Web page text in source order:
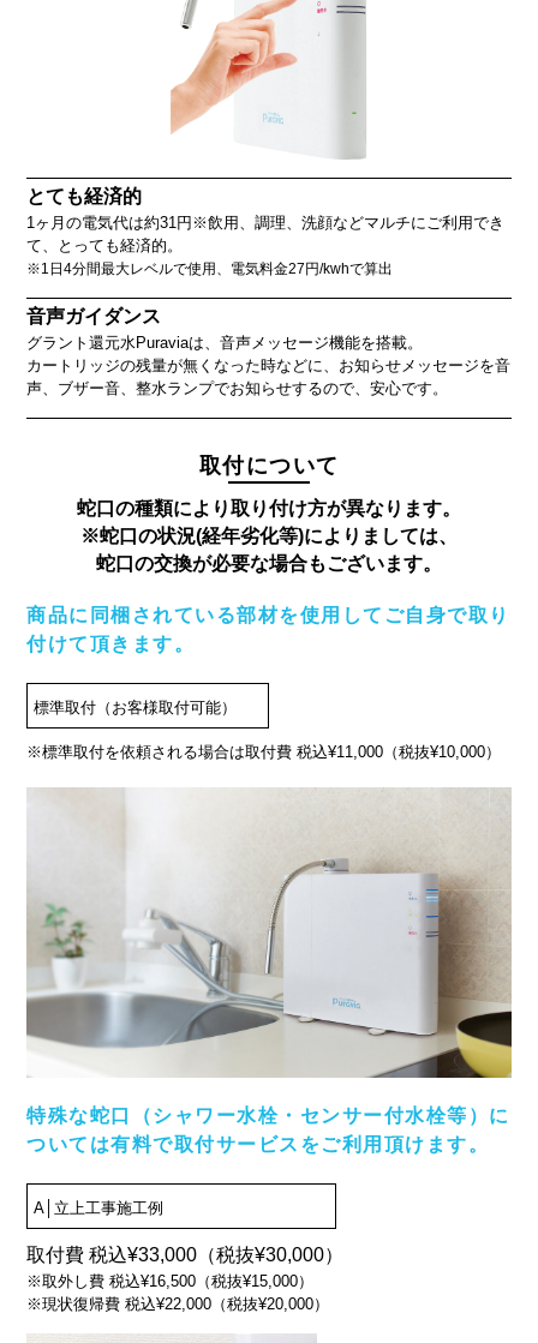
とても経済的
1ヶ月の電気代は約31円※飲用、調理、洗顔などマルチにご利用でき
て、とっても経済的。
※1日4分間最大レベルで使用、電気料金27円/kwhで算出
音声ガイダンス
グラント還元水Puraviaは、音声メッセージ機能を搭載。
カートリッジの残量が無くなった時などに、お知らせメッセージを音
声、ブザー音、整水ランプでお知らせするので、安心です。
取付について
蛇口の種類により取り付け方が異なります。
※蛇口の状況(経年劣化等)によりましては、
蛇口の交換が必要な場合もございます。
商品に同梱されている部材を使用してご自身で取り
付けて頂きます。
標準取付（お客様取付可能）
※標準取付を依頼される場合は取付費 税込¥11,000（税抜¥10,000）
特殊な蛇口（シャワー水栓・センサー付水栓等）に
ついては有料で取付サービスをご利用頂けます。
A│立上工事施工例
取付費 税込¥33,000（税抜¥30,000）
※取外し費 税込¥16,500（税抜¥15,000）
※現状復帰費 税込¥22,000（税抜¥20,000）